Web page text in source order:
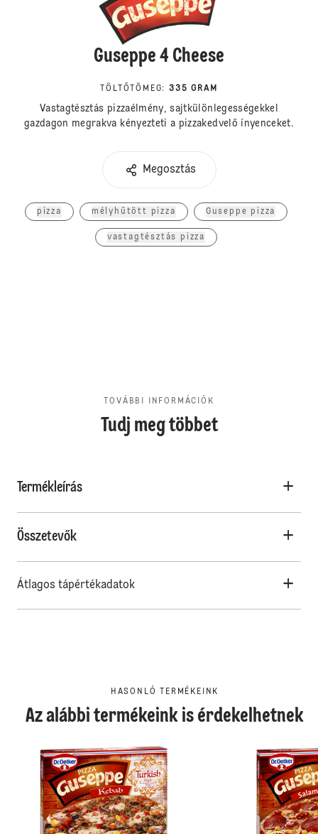
Guseppe 4 Cheese
TÖLTŐTÖMEG: 335 GRAM
Vastagtésztás pizzaélmény, sajtkülönlegességekkel
gazdagon megrakva kényezteti a pizzakedvelő ínyenceket.
Megosztás
pizza mélyhűtött pizza Guseppe pizza
vastagtésztás pizza
TOVÁBBI INFORMÁCIÓK
Tudj meg többet
Termékleírás
Összetevők
Átlagos tápértékadatok
HASONLÓ TERMÉKEINK
Az alábbi termékeink is érdekelhetnek